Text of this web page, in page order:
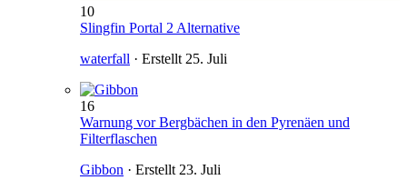
10
Slingfin Portal 2 Alternative
waterfall · Erstellt 25. Juli
16
Warnung vor Bergbächen in den Pyrenäen und
Filterflaschen
Gibbon · Erstellt 23. Juli